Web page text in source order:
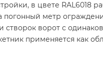
в цвете RAL6018
погонный метр
створок ворот с
применяется как